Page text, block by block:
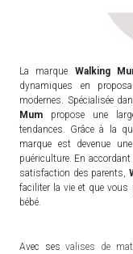
La marque Walking
dynamiques en
modernes. Spécialisée
Mum propose une
tendances. Grâce à la
marque est devenue
puériculture. En
satisfaction des parents,
faciliter la vie et que vous
bébé.
Avec sesvalises de